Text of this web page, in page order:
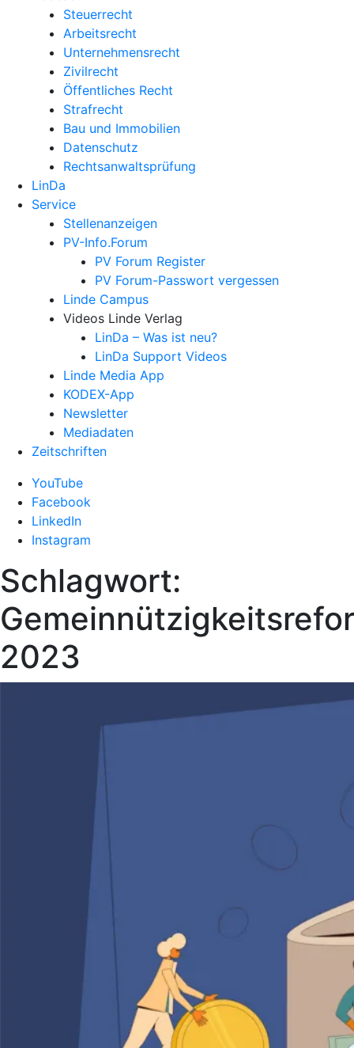
Steuerrecht
Arbeitsrecht
Unternehmens­recht
Zivilrecht
Öffentliches Recht
Strafrecht
Bau und Immobilien
Datenschutz
Rechtsanwalts­prüfung
LinDa
Service
Stellenanzeigen
PV-Info.Forum
PV Forum Register
PV Forum-Passwort vergessen
Linde Campus
Videos Linde Verlag
LinDa – Was ist neu?
LinDa Support Videos
Linde Media App
KODEX-App
Newsletter
Mediadaten
Zeitschriften
YouTube
Facebook
LinkedIn
Instagram
Schlagwort:
2023